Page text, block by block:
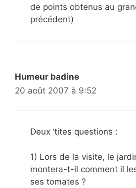
de points obtenus au
précédent)
Humeur badine
20 août 2007 à 9:52
Deux ‘tites questions :
1) Lors de la visite, le
montera-t-il comment il
ses tomates ?